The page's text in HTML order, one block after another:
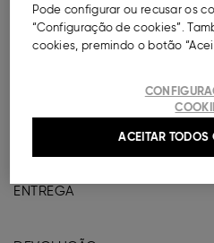
Conjunto de duas molas de
Modelo com formato de flor.
COMPOSIÇÃO E CUIDADOS A
ENTREGA
Pode configurar ou recusar os
“Configuração de cookies”.
cookies, premindo o botão
ACEITAR TODOS